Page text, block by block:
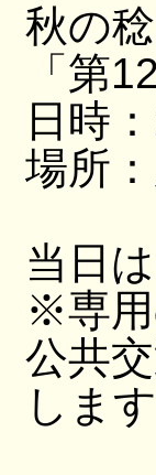
秋の
「第
日時
場所
当日
※専用
公共
します